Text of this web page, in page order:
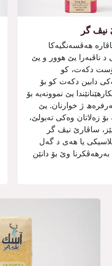
نیڤ گر
ھەڤسەنگیەكا
د ناڤبەرا یێ ھوور و یێ
دكەت، كو
دابین دكەت كو بۆ
یێ نموونەیە بۆ
ژ خوارنان. یێ
بۆ زەلاتان وەكی تەبولێ،
ساڤارێ نیڤ گر
یا ھەی د گەل
وێ بۆ دانێن